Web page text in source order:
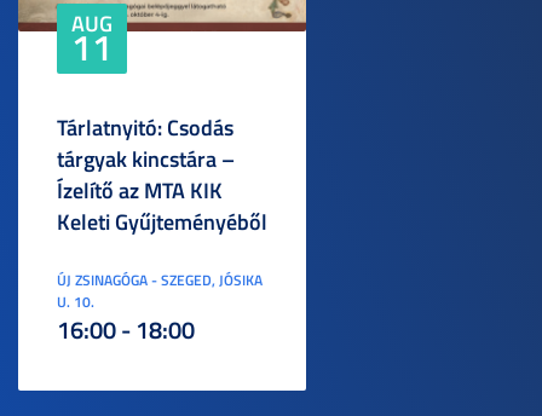
AUG
11
Tárlatnyitó: Csodás
tárgyak kincstára –
Ízelítő az MTA KIK
Keleti Gyűjteményéből
ÚJ ZSINAGÓGA - SZEGED, JÓSIKA
U. 10.
16:00 - 18:00